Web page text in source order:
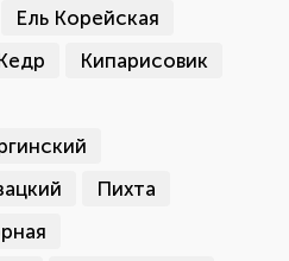
Ель Корейская
Кипарисовик
Пихта